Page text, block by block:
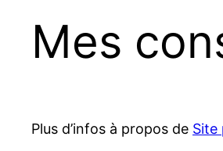
Mes
Plus d’infos à propos de Site